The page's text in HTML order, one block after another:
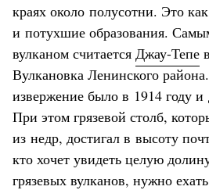
краях около полусотни. Это
и потухшие образования.
вулканом считается Джау-Тепе
Вулкановка Ленинского
извержение было в 1914 году
При этом грязевой столб,
из недр, достигал в высоту
кто хочет увидеть целую
грязевых вулканов, нужно